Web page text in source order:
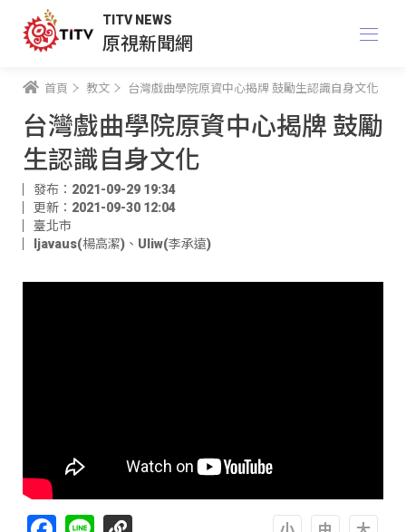
TITV NEWS
原視新聞網
首頁 教文 台灣戲曲學院原資中心揭牌 鼓勵生認識自身文化
台灣戲曲學院原資中心揭牌 鼓勵
生認識自身文化
發布：2021-09-29 19:34
更新：2021-09-30 12:04
臺北市
ljavaus(楊高潔) 、 Uliw(李承遠)
Facebook
Line